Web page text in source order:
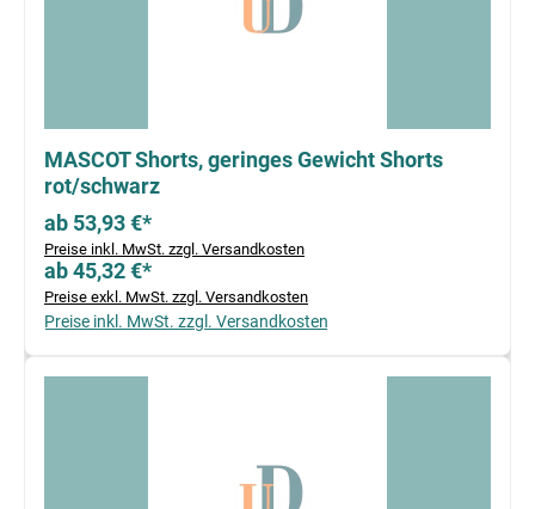
MASCOT Shorts, geringes Gewicht Shorts
rot/schwarz
ab 53,93 €*
Preise inkl. MwSt. zzgl. Versandkosten
ab 45,32 €*
Preise exkl. MwSt. zzgl. Versandkosten
Preise inkl. MwSt. zzgl. Versandkosten